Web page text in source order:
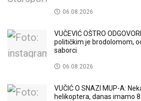
06.08.2026
VUČEVIĆ OŠTRO
političkim je brodolomom,
saborci
06.08.2026
VUČIĆ O SNAZI MUP-A:
helikoptera, danas imamo